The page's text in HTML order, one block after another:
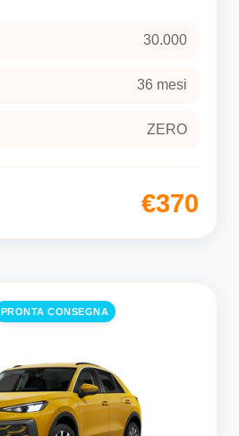
30.000
36 mesi
ZERO
€370
PRONTA CONSEGNA